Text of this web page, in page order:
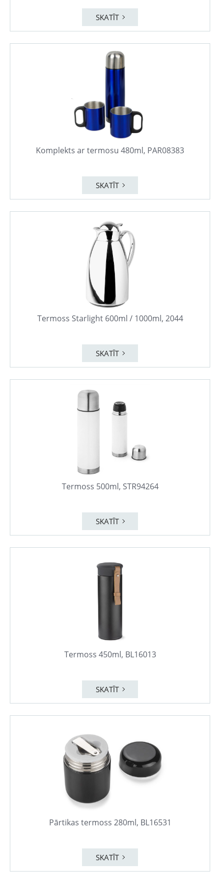
SKATĪT
Komplekts ar termosu 480ml, PAR08383
SKATĪT
Termoss Starlight 600ml / 1000ml, 2044
SKATĪT
Termoss 500ml, STR94264
SKATĪT
Termoss 450ml, BL16013
SKATĪT
Pārtikas termoss 280ml, BL16531
SKATĪT